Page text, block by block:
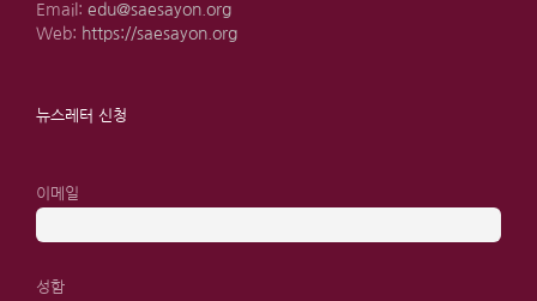
Email: edu@saesayon.org
Web: https://saesayon.org
뉴스레터 신청
이메일
성함